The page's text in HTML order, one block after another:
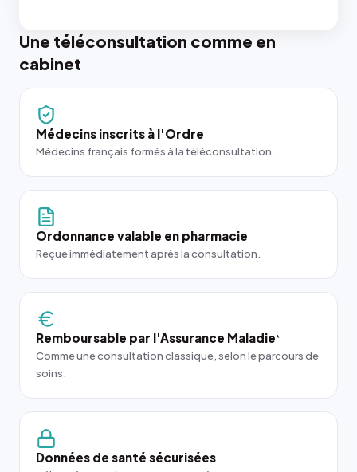
Une téléconsultation comme en
cabinet
Médecins inscrits à l'Ordre
Médecins français formés à la téléconsultation.
Ordonnance valable en pharmacie
Reçue immédiatement après la consultation.
Remboursable par l'Assurance Maladie*
Comme une consultation classique, selon le parcours de
soins.
Données de santé sécurisées